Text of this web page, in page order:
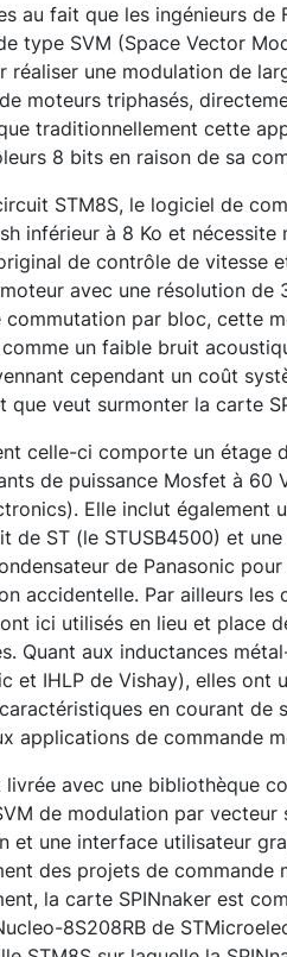
au fait que les ingénieurs
type SVM (Space Vector
réaliser une modulation de
moteurs triphasés,
traditionnellement cette
8 bits en raison de sa
STM8S, le logiciel de
inférieur à 8 Ko et nécessite
de contrôle de vitesse
avec une résolution de
commutation par bloc, cette
un faible bruit
cependant un coût
que veut surmonter la carte
celle-ci comporte un étage
de puissance Mosfet à 60
Elle inclut également
de ST (le STUSB4500) et
de Panasonic
accidentelle. Par ailleurs les
ici utilisés en lieu et place
Quant aux inductances
et IHLP de Vishay), elles
en courant de
applications de commande
livrée avec une bibliothèque
de modulation par
et une interface utilisateur
des projets de commande
la carte SPINnaker est
8S208RB de